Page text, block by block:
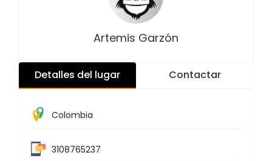
Artemis Garzón
Detalles del lugar Contactar
Colombia
3108765237